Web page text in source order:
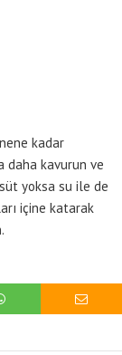
kadar
daha kavurun ve
yoksa su ile de
içine katarak